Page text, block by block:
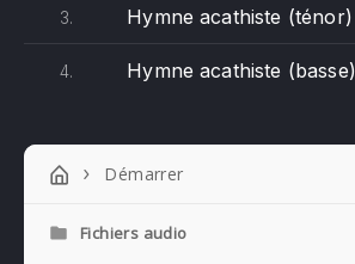
3. Hymne acathiste (ténor)
4. Hymne acathiste (basse)
Démarrer
Fichiers audio